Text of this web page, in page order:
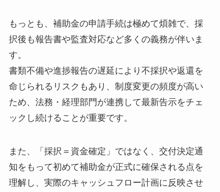
もっとも、補助金の申請手続は極めて煩雑で、採
択後も報告書や監査対応など多くの義務が伴いま
す。
書類不備や進捗報告の遅延により不採択や返還を
命じられるリスクもあり、制度変更の頻度が高い
ため、法務・経理部門が連携して最新告示をチェ
ックし続けることが重要です。
また、「採択＝資金確定」ではなく、交付決定通
知をもって初めて補助金が正式に確保される点を
理解し、実際のキャッシュフロー計画に反映させ